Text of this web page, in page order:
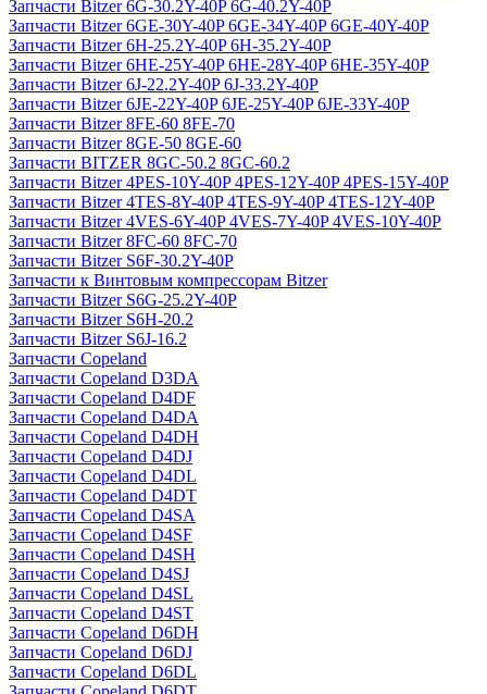
Запчасти Bitzer 6G-30.2Y-40P 6G-40.2Y-40P
Запчасти Bitzer 6GE-30Y-40P 6GE-34Y-40P 6GE-40Y-40P
Запчасти Bitzer 6H-25.2Y-40P 6H-35.2Y-40P
Запчасти Bitzer 6HE-25Y-40P 6HE-28Y-40P 6HE-35Y-40P
Запчасти Bitzer 6J-22.2Y-40P 6J-33.2Y-40P
Запчасти Bitzer 6JE-22Y-40P 6JE-25Y-40P 6JE-33Y-40P
Запчасти Bitzer 8FE-60 8FE-70
Запчасти Bitzer 8GE-50 8GE-60
Запчасти BITZER 8GC-50.2 8GC-60.2
Запчасти Bitzer 4PES-10Y-40P 4PES-12Y-40P 4PES-15Y-40P
Запчасти Bitzer 4TES-8Y-40P 4TES-9Y-40P 4TES-12Y-40P
Запчасти Bitzer 4VES-6Y-40P 4VES-7Y-40P 4VES-10Y-40P
Запчасти Bitzer 8FC-60 8FC-70
Запчасти Bitzer S6F-30.2Y-40P
Запчасти к Винтовым компрессорам Bitzer
Запчасти Bitzer S6G-25.2Y-40P
Запчасти Bitzer S6H-20.2
Запчасти Bitzer S6J-16.2
Запчасти Copeland
Запчасти Copeland D3DA
Запчасти Copeland D4DF
Запчасти Copeland D4DA
Запчасти Copeland D4DH
Запчасти Copeland D4DJ
Запчасти Copeland D4DL
Запчасти Copeland D4DT
Запчасти Copeland D4SA
Запчасти Copeland D4SF
Запчасти Copeland D4SH
Запчасти Copeland D4SJ
Запчасти Copeland D4SL
Запчасти Copeland D4ST
Запчасти Copeland D6DH
Запчасти Copeland D6DJ
Запчасти Copeland D6DL